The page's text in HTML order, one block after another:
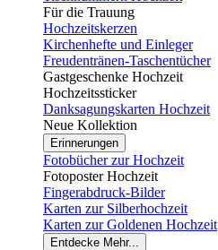
Für die Trauung
Hochzeitskerzen
Kirchenhefte und Einleger
Freudentränen-Taschentücher
Gastgeschenke Hochzeit
Hochzeitssticker
Danksagungskarten Hochzeit
Neue Kollektion
Erinnerungen
Fotobücher zur Hochzeit
Fotoposter Hochzeit
Fingerabdruck-Bilder
Karten zur Silberhochzeit
Karten zur Goldenen Hochzeit
Entdecke Mehr...